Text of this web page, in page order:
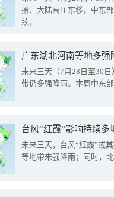
抬、大陆高压东移，中东
续。
广东湖北河南等地多
未来三天（7月28日至30
带仍多强降雨。本周中东
台风“红霞”影响持续
未来三天，台风“红霞”或
等地带来强降雨；同时，